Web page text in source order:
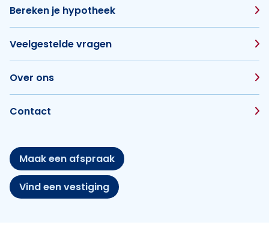
Bereken je hypotheek
Veelgestelde vragen
Over ons
Contact
Maak een afspraak
Vind een vestiging